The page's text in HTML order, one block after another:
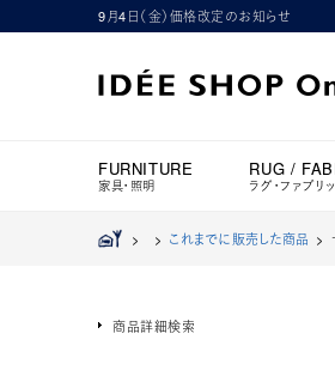
9月4日（金）価格改定のお知らせ
FURNITURE
家具・照明
RUG /
ラグ・ファブリ
> > これまでに販売した商品 >
商品詳細検索